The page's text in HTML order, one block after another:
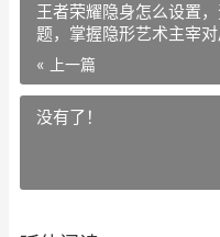
王者荣耀隐身怎么设置
题，掌握隐形艺术主宰
« 上一篇
没有了！